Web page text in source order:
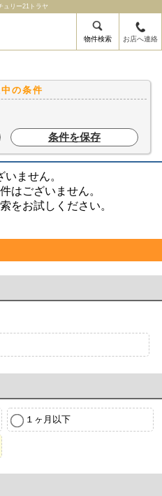
ュリー21トラヤ
物件検索 お店へ連絡
の条件
条件を保存
ません。
はございません。
をお試しください。
１ヶ月以下